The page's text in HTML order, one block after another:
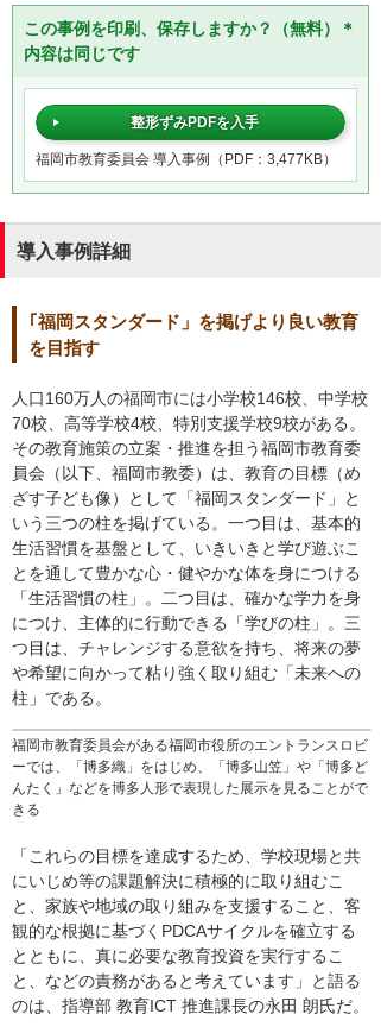
この事例を印刷、保存しますか？（無料）＊
内容は同じです
整形ずみPDFを入手
福岡市教育委員会 導入事例（PDF：3,477KB）
導入事例詳細
｢福岡スタンダード」を掲げより良い教育
を目指す
福岡市教育委員会がある福岡市役所のエントランスロビ
ーでは、「博多織」をはじめ、「博多山笠」や「博多ど
んたく」などを博多人形で表現した展示を見ることがで
きる
人口160万人の福岡市には小学校146校、中学校
70校、高等学校4校、特別支援学校9校がある。
その教育施策の立案・推進を担う福岡市教育委
員会（以下、福岡市教委）は、教育の目標（め
ざす子ども像）として「福岡スタンダード」と
いう三つの柱を掲げている。一つ目は、基本的
生活習慣を基盤として、いきいきと学び遊ぶこ
とを通して豊かな心・健やかな体を身につける
「生活習慣の柱」。二つ目は、確かな学力を身
につけ、主体的に行動できる「学びの柱」。三
つ目は、チャレンジする意欲を持ち、将来の夢
や希望に向かって粘り強く取り組む「未来への
柱」である。
「これらの目標を達成するため、学校現場と共
にいじめ等の課題解決に積極的に取り組むこ
と、家族や地域の取り組みを支援すること、客
観的な根拠に基づくPDCAサイクルを確立する
とともに、真に必要な教育投資を実行するこ
と、などの責務があると考えています」と語る
のは、指導部 教育ICT 推進課長の永田 朗氏だ。